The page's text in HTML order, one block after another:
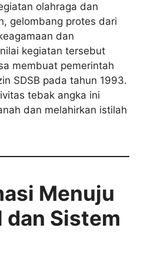
olahraga dan
gelombang protes dari
dan
kegiatan tersebut
membuat pemerintah
SDSB pada tahun 1993.
tebak angka ini
dan melahirkan istilah
Menuju
dan Sistem